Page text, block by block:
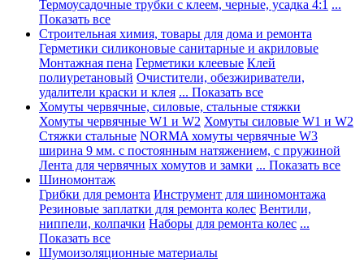
Термоусадочные трубки с клеем, черные, усадка 4:1 ...
Показать все
Строительная химия, товары для дома и ремонта
Герметики силиконовые санитарные и акриловые
Монтажная пена Герметики клеевые Клей
полиуретановый Очистители, обезжириватели,
удалители краски и клея ... Показать все
Хомуты червячные, силовые, стальные стяжки
Хомуты червячные W1 и W2 Хомуты силовые W1 и W2
Стяжки стальные NORMA хомуты червячные W3
ширина 9 мм. с постоянным натяжением, с пружиной
Лента для червячных хомутов и замки ... Показать все
Шиномонтаж
Грибки для ремонта Инструмент для шиномонтажа
Резиновые заплатки для ремонта колес Вентили,
ниппели, колпачки Наборы для ремонта колес ...
Показать все
Шумоизоляционные материалы